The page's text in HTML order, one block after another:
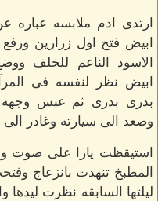
ارتدى ادم ملابسه
ابيض فتح اول زرارين
الاسود الناعم للخلف
ابيض نظر لنفسه فى
بدرى بدرى ثم عبس وجهه
وصعد الى سيارته وغادر الى
استيقظت يارا على صوت
المطبخ تنهدت بانزعاج
ليلتها السابقه نظرت ليدها